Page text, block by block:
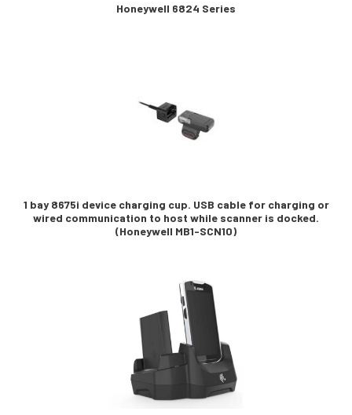
Honeywell 6824 Series
1 bay 8675i device charging cup. USB cable for charging or
wired communication to host while scanner is docked.
(Honeywell MB1-SCN10)